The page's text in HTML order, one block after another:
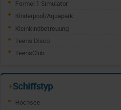
Formel 1 Simulator
Kinderpool/Aquapark
Kleinkindbetreuung
Teens Disco
TeensClub
✦Schiffstyp
Hochsee